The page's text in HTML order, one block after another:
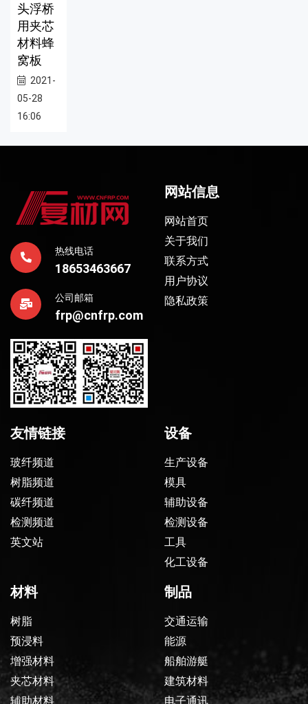
头浮桥
用夹芯
材料蜂
窝板
2021-
05-28
16:06
热线电话
18653463667
公司邮箱
frp@cnfrp.com
网站信息
网站首页
关于我们
联系方式
用户协议
隐私政策
友情链接
玻纤频道
树脂频道
碳纤频道
检测频道
英文站
设备
生产设备
模具
辅助设备
检测设备
工具
化工设备
材料
树脂
预浸料
增强材料
夹芯材料
辅助材料
制品
交通运输
能源
船舶游艇
建筑材料
电子通讯